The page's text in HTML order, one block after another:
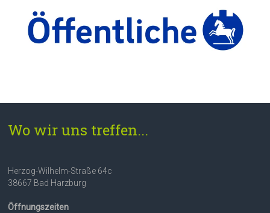
Wo wir uns treffen...
Herzog-Wilhelm-Straße 64c
38667 Bad Harzburg
Öffnungszeiten